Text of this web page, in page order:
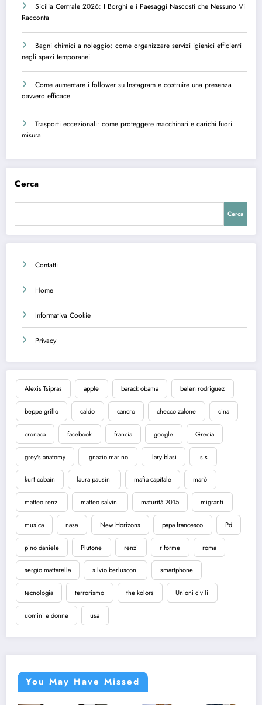
Sicilia Centrale 2026: I Borghi e i Paesaggi Nascosti che Nessuno Vi
Racconta
Bagni chimici a noleggio: come organizzare servizi igienici efficienti
negli spazi temporanei
Come aumentare i follower su Instagram e costruire una presenza
davvero efficace
Trasporti eccezionali: come proteggere macchinari e carichi fuori
misura
Cerca
Cerca
Contatti
Home
Informativa Cookie
Privacy
Alexis Tsipras apple barack obama belen rodriguez
beppe grillo caldo cancro checco zalone cina
cronaca facebook francia google Grecia
grey's anatomy ignazio marino ilary blasi isis
kurt cobain laura pausini mafia capitale marò
matteo renzi matteo salvini maturità 2015 migranti
musica nasa New Horizons papa francesco Pd
pino daniele Plutone renzi riforme roma
sergio mattarella silvio berlusconi smartphone
tecnologia terrorismo the kolors Unioni civili
uomini e donne usa
You May Have Missed